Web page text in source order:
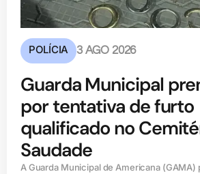
POLÍCIA 3 AGO 2026
Guarda Municipal
por tentativa de furto
qualificado no
Saudade
A Guarda Municipal de Americana